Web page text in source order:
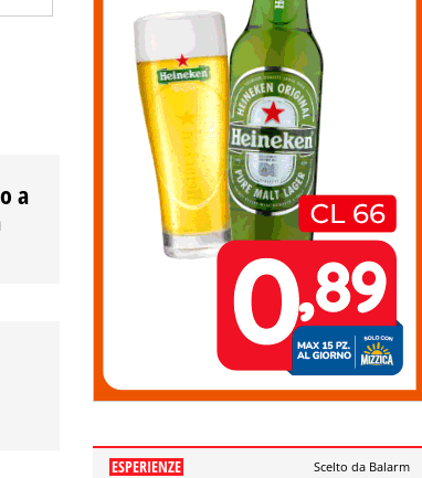
a
ESPERIENZE Scelto da Balarm